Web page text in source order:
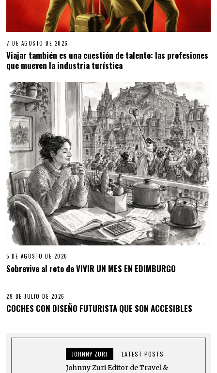
7 DE AGOSTO DE 2026
Viajar también es una cuestión de talento: las profesiones
que mueven la industria turística
5 DE AGOSTO DE 2026
Sobrevive al reto de VIVIR UN MES EN EDIMBURGO
29 DE JULIO DE 2026
COCHES CON DISEÑO FUTURISTA QUE SON ACCESIBLES
JOHNNY ZURI LATEST POSTS
Johnny Zuri Editor de Travel &